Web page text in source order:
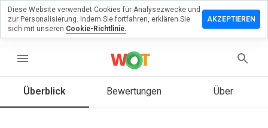
menu
Überblick Bewertungen Über
Sie
zu
Wie
Diese Website verwendet Cookies für Analysezwecke und
zur Personalisierung. Indem Sie fortfahren, erklären Sie
sich mit unseren Cookie-Richtlinie.
AKZEPTIEREN